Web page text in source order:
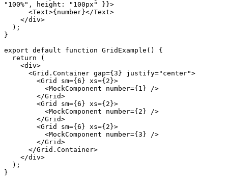
"100%", height: "100px" }}>
      <Text>{number}</Text>
    </div>
  );
}
export default function GridExample() {
  return (
    <div>
      <Grid.Container gap={3} justify="center">
        <Grid sm={6} xs={2}>
          <MockComponent number={1} />
        </Grid>
        <Grid sm={6} xs={2}>
          <MockComponent number={2} />
        </Grid>
        <Grid sm={6} xs={2}>
          <MockComponent number={3} />
        </Grid>
      </Grid.Container>
    </div>
  );
}